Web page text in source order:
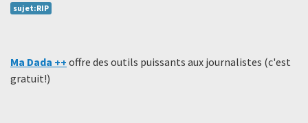
sujet:RIP
Ma Dada ++ offre des outils puissants aux journalistes (c'est
gratuit!)